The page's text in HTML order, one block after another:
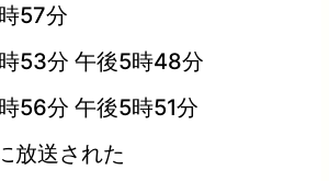
57分
53分 午後5時48分
56分 午後5時51分
放送された